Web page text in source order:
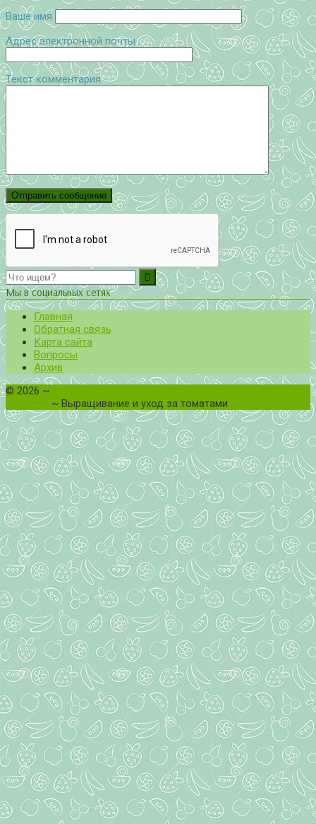
Ваше имя
Адрес электронной почты
Текст комментария
Мы в социальных сетях
Главная
Обратная связь
Карта сайта
Вопросы
Архив
© 2026 ~
~ Выращивание и уход за томатами